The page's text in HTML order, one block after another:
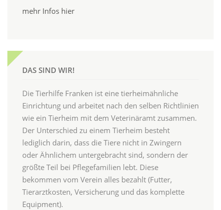
mehr Infos hier
DAS SIND WIR!
Die Tierhilfe Franken ist eine tierheimähnliche
Einrichtung und arbeitet nach den selben Richtlinien
wie ein Tierheim mit dem Veterinäramt zusammen.
Der Unterschied zu einem Tierheim besteht
lediglich darin, dass die Tiere nicht in Zwingern
oder Ähnlichem untergebracht sind, sondern der
größte Teil bei Pflegefamilien lebt. Diese
bekommen vom Verein alles bezahlt (Futter,
Tierarztkosten, Versicherung und das komplette
Equipment).